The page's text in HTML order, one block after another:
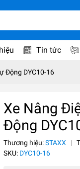
Tin tức
Động DYC10-16
Xe Nâng
Động
Thương hiệu:STAXX |
SKU: DYC10-16